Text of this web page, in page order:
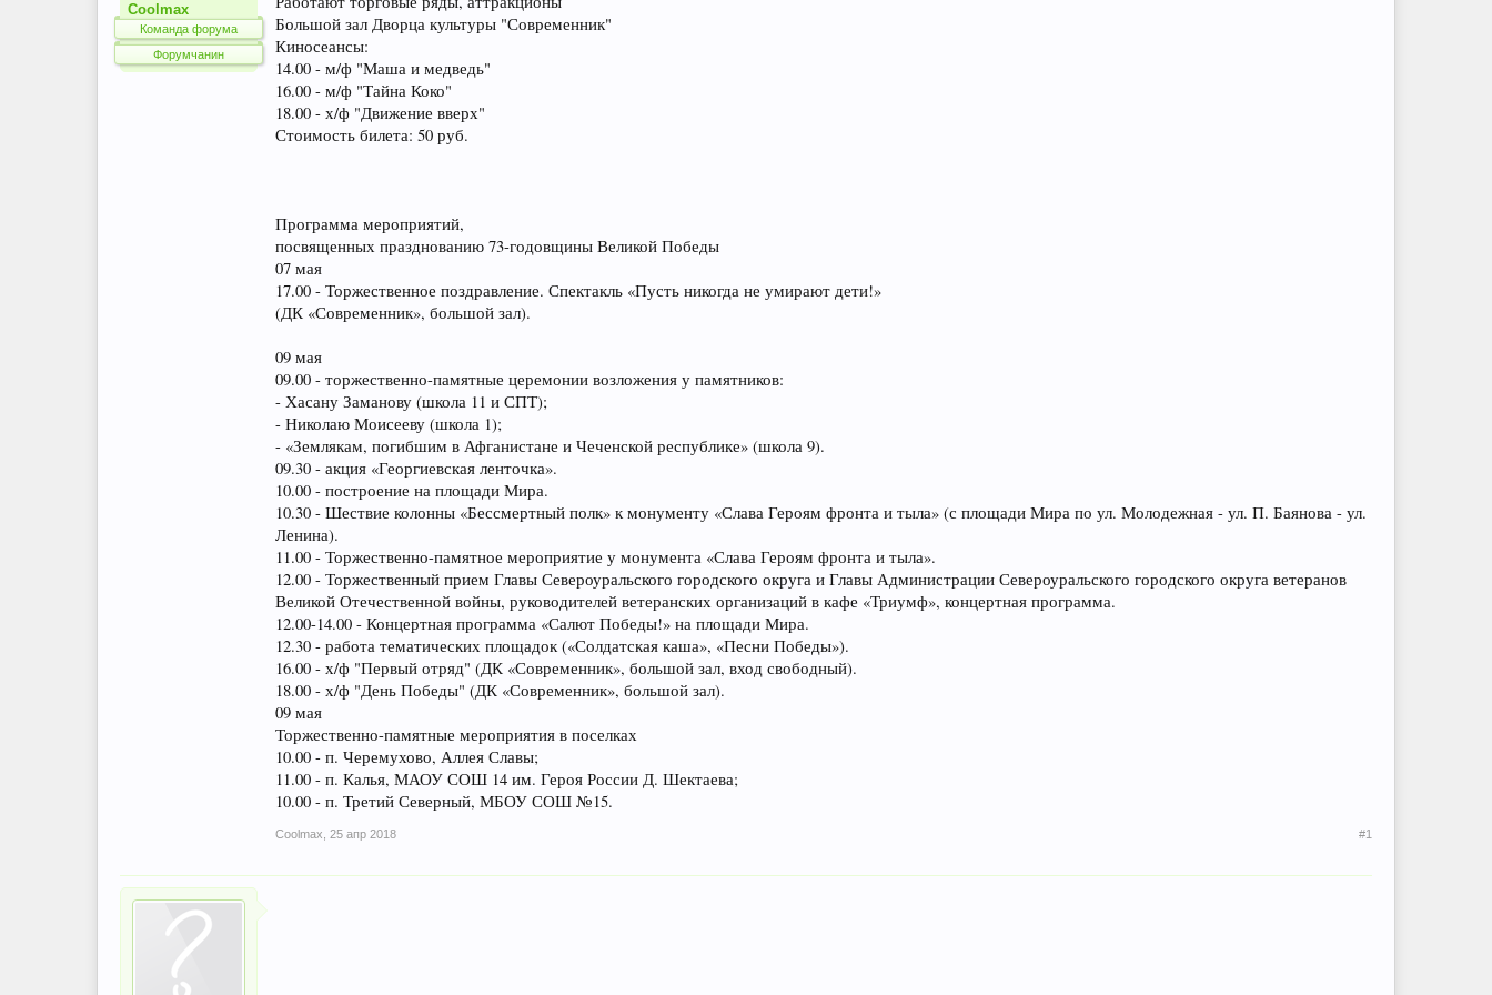
Coolmax
Команда форума
Форумчанин
Большой зал Дворца культуры "Современник"
Киносеансы:
14.00 - м/ф "Маша и медведь"
16.00 - м/ф "Тайна Коко"
18.00 - х/ф "Движение вверх"
Стоимость билета: 50 руб.
Программа мероприятий,
посвященных празднованию 73-годовщины Великой Победы
07 мая
17.00 - Торжественное поздравление. Спектакль «Пусть никогда не умирают дети!»
(ДК «Современник», большой зал).
09 мая
09.00 - торжественно-памятные церемонии возложения у памятников:
- Хасану Заманову (школа 11 и СПТ);
- Николаю Моисееву (школа 1);
- «Землякам, погибшим в Афганистане и Чеченской республике» (школа 9).
09.30 - акция «Георгиевская ленточка».
10.00 - построение на площади Мира.
10.30 - Шествие колонны «Бессмертный полк» к монументу «Слава Героям фронта и тыла» (с площади Мира по ул. Молодежная - ул. П. Баянова - ул.
Ленина).
11.00 - Торжественно-памятное мероприятие у монумента «Слава Героям фронта и тыла».
12.00 - Торжественный прием Главы Североуральского городского округа и Главы Администрации Североуральского городского округа ветеранов
Великой Отечественной войны, руководителей ветеранских организаций в кафе «Триумф», концертная программа.
12.00-14.00 - Концертная программа «Салют Победы!» на площади Мира.
12.30 - работа тематических площадок («Солдатская каша», «Песни Победы»).
16.00 - х/ф "Первый отряд" (ДК «Современник», большой зал, вход свободный).
18.00 - х/ф "День Победы" (ДК «Современник», большой зал).
09 мая
Торжественно-памятные мероприятия в поселках
10.00 - п. Черемухово, Аллея Славы;
11.00 - п. Калья, МАОУ СОШ 14 им. Героя России Д. Шектаева;
10.00 - п. Третий Северный, МБОУ СОШ №15.
Coolmax 25 апр 2018 #1